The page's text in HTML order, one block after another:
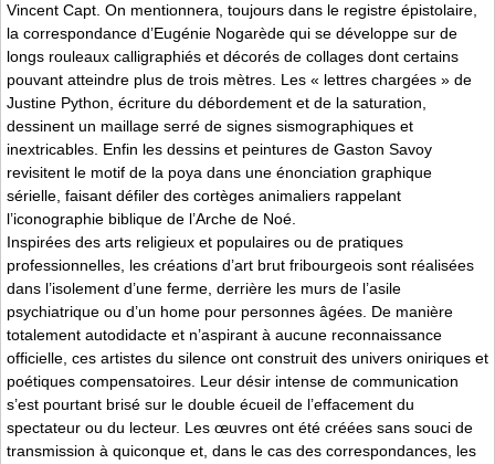
Vincent Capt. On mentionnera, toujours dans le registre épistolaire,
la correspondance d’Eugénie Nogarède qui se développe sur de
longs rouleaux calligraphiés et décorés de collages dont certains
pouvant atteindre plus de trois mètres. Les « lettres chargées » de
Justine Python, écriture du débordement et de la saturation,
dessinent un maillage serré de signes sismographiques et
inextricables. Enfin les dessins et peintures de Gaston Savoy
revisitent le motif de la poya dans une énonciation graphique
sérielle, faisant défiler des cortèges animaliers rappelant
l’iconographie biblique de l’Arche de Noé.
Inspirées des arts religieux et populaires ou de pratiques
professionnelles, les créations d’art brut fribourgeois sont réalisées
dans l’isolement d’une ferme, derrière les murs de l’asile
psychiatrique ou d’un home pour personnes âgées. De manière
totalement autodidacte et n’aspirant à aucune reconnaissance
officielle, ces artistes du silence ont construit des univers oniriques et
poétiques compensatoires. Leur désir intense de communication
s’est pourtant brisé sur le double écueil de l’effacement du
spectateur ou du lecteur. Les œuvres ont été créées sans souci de
transmission à quiconque et, dans le cas des correspondances, les